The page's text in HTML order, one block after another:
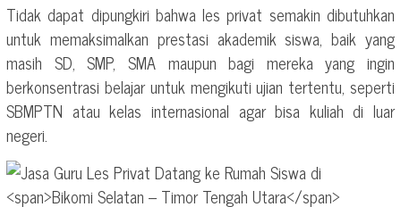
Tidak dapat dipungkiri bahwa les privat semakin dibutuhkan
untuk memaksimalkan prestasi akademik siswa, baik yang
masih SD, SMP, SMA maupun bagi mereka yang ingin
berkonsentrasi belajar untuk mengikuti ujian tertentu, seperti
SBMPTN atau kelas internasional agar bisa kuliah di luar
negeri.